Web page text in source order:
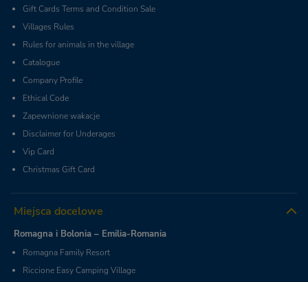
Gift Cards Terms and Condition Sale
Villages Rules
Rules for animals in the village
Catalogue
Company Profile
Ethical Code
Zapewnione wakacje
Disclaimer for Underages
Vip Card
Christmas Gift Card
Miejsca docelowe
Romagna i Bolonia – Emilia-Romania
Romagna Family Resort
Riccione Easy Camping Village